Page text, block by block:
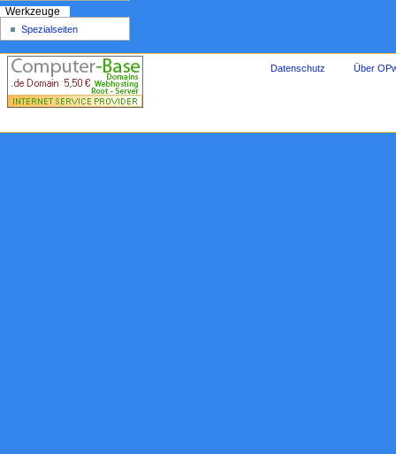
Werkzeuge
Spezialseiten
Datenschutz Über